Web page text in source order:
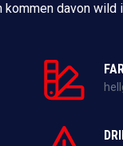
davon wild